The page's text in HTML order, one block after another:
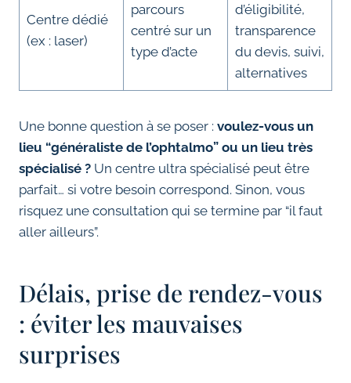
Centre dédié
(ex : laser)
parcours
centré sur un
type d’acte
d’éligibilité,
transparence
du devis, suivi,
alternatives
Une bonne question à se poser : voulez-vous un
lieu “généraliste de l’ophtalmo” ou un lieu très
spécialisé ? Un centre ultra spécialisé peut être
parfait… si votre besoin correspond. Sinon, vous
risquez une consultation qui se termine par “il faut
aller ailleurs”.
Délais, prise de rendez-vous
: éviter les mauvaises
surprises